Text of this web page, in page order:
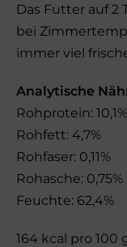
Das Futter auf 2
bei
immer viel
Analytische
Rohprotein: 10,1%
Rohfett: 4,7%
Rohfaser: 0,11%
Rohasche: 0,75%
Feuchte: 62,4%
164 kcal pro 100